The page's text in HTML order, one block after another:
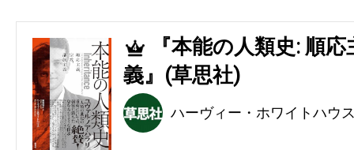
4
『本能の人類史: 順
義』(草思社)
ハーヴィー・ホワイトハウ